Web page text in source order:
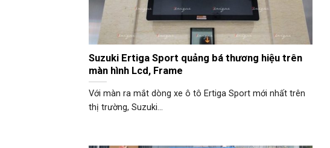
Suzuki Ertiga Sport quảng bá thương hiệu trên
màn hình Lcd, Frame
Với màn ra mắt dòng xe ô tô Ertiga Sport mới nhất trên
thị trường, Suzuki...